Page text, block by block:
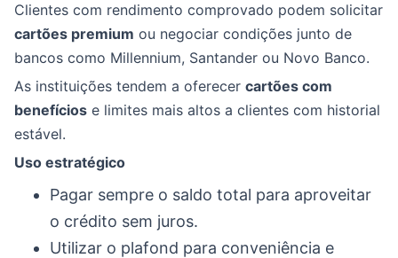
Clientes com rendimento comprovado podem solicitar
cartões premium ou negociar condições junto de
bancos como Millennium, Santander ou Novo Banco.
As instituições tendem a oferecer cartões com
benefícios e limites mais altos a clientes com historial
estável.
Uso estratégico
Pagar sempre o saldo total para aproveitar
o crédito sem juros.
Utilizar o plafond para conveniência e